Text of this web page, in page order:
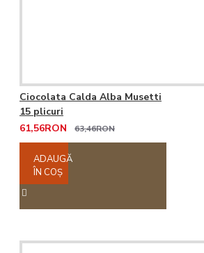
Ciocolata Calda Alba Musetti
15 plicuri
61,56RON
63,46RON
ADAUGĂ
ÎN COŞ